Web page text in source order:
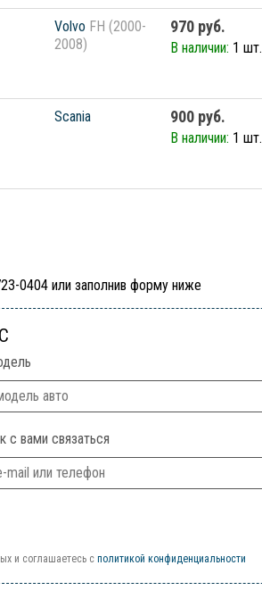
Volvo FH (2000-
2008)
970 руб.
В наличии: 1 шт.
Scania 900 руб.
В наличии: 1 шт.
0404 или заполнив форму ниже
с вами связаться
и соглашаетесь c политикой конфиденциальности